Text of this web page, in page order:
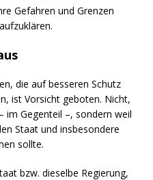
Gefahren und Grenzen
die auf besseren Schutz
ist Vorsicht geboten. Nicht,
im Gegenteil –, sondern weil
Staat und insbesondere
sollte.
bzw. dieselbe Regierung,